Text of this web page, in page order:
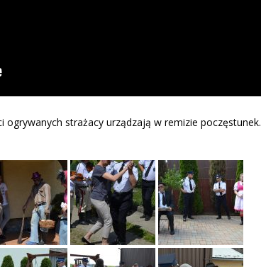
strażacy urządzają w remizie poczęstunek.